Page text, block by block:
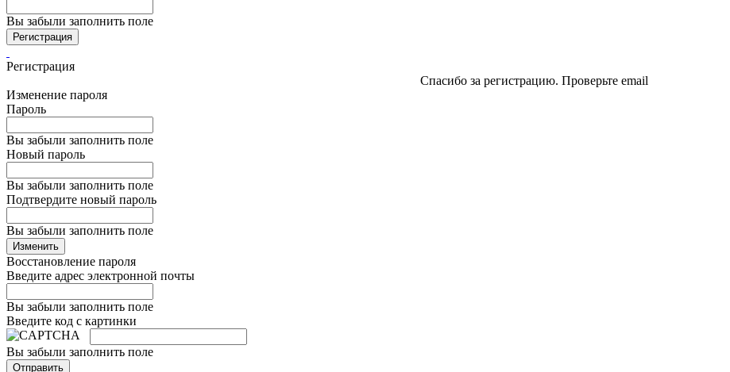
Вы забыли заполнить поле
Регистрация
Регистрация
Спасибо за регистрацию. Проверьте email
Изменение пароля
Пароль
Вы забыли заполнить поле
Новый пароль
Вы забыли заполнить поле
Подтвердите новый пароль
Вы забыли заполнить поле
Изменить
Восстановление пароля
Введите адрес электронной почты
Вы забыли заполнить поле
Введите код с картинки
Вы забыли заполнить поле
Отправить